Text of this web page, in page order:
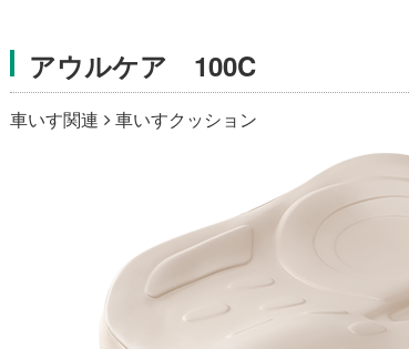
アウルケア 100C
車いす関連 車いすクッション